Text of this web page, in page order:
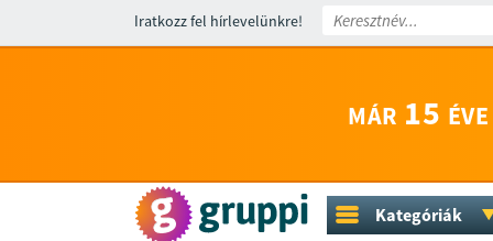
Iratkozz fel hírlevelünkre!
MÁR 15
Kategóriák